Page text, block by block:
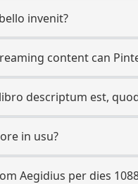
invenit?
content can
descriptum est,
in usu?
Aegidius per dies